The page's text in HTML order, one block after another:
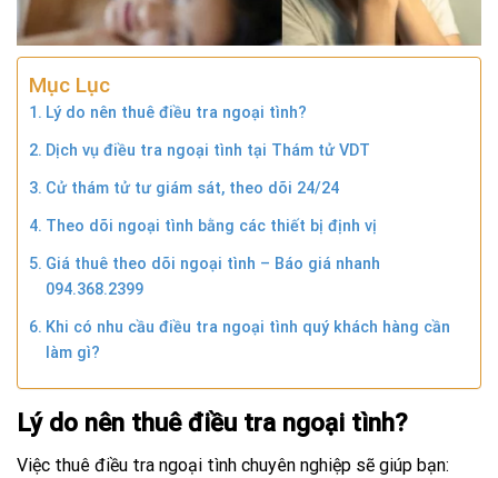
Mục Lục
Lý do nên thuê điều tra ngoại tình?
Dịch vụ điều tra ngoại tình tại Thám tử VDT
Cử thám tử tư giám sát, theo dõi 24/24
Theo dõi ngoại tình bằng các thiết bị định vị
Giá thuê theo dõi ngoại tình – Báo giá nhanh
094.368.2399
Khi có nhu cầu điều tra ngoại tình quý khách hàng cần
làm gì?
Lý do nên thuê điều tra ngoại tình?
Việc thuê điều tra ngoại tình chuyên nghiệp sẽ giúp bạn: